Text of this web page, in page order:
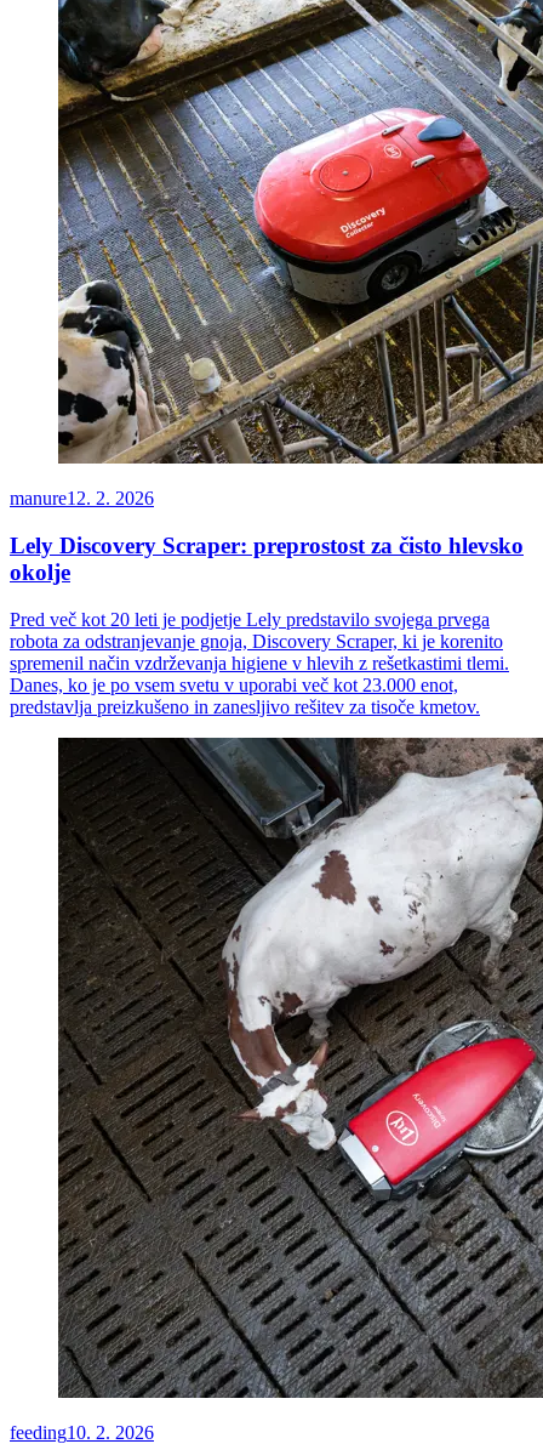
manure12. 2. 2026
Lely Discovery Scraper: preprostost za čisto hlevsko
okolje
Pred več kot 20 leti je podjetje Lely predstavilo svojega prvega
robota za odstranjevanje gnoja, Discovery Scraper, ki je korenito
spremenil način vzdrževanja higiene v hlevih z rešetkastimi tlemi.
Danes, ko je po vsem svetu v uporabi več kot 23.000 enot,
predstavlja preizkušeno in zanesljivo rešitev za tisoče kmetov.
feeding10. 2. 2026